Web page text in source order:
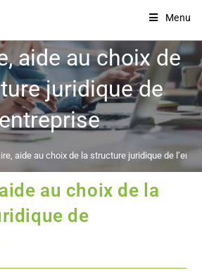
Menu
aide au choix de
juridique de
aide au choix de la structure juridique de
au choix de la
de